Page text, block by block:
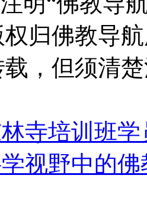
归佛教导
，但须清
寺培训班
视野中的